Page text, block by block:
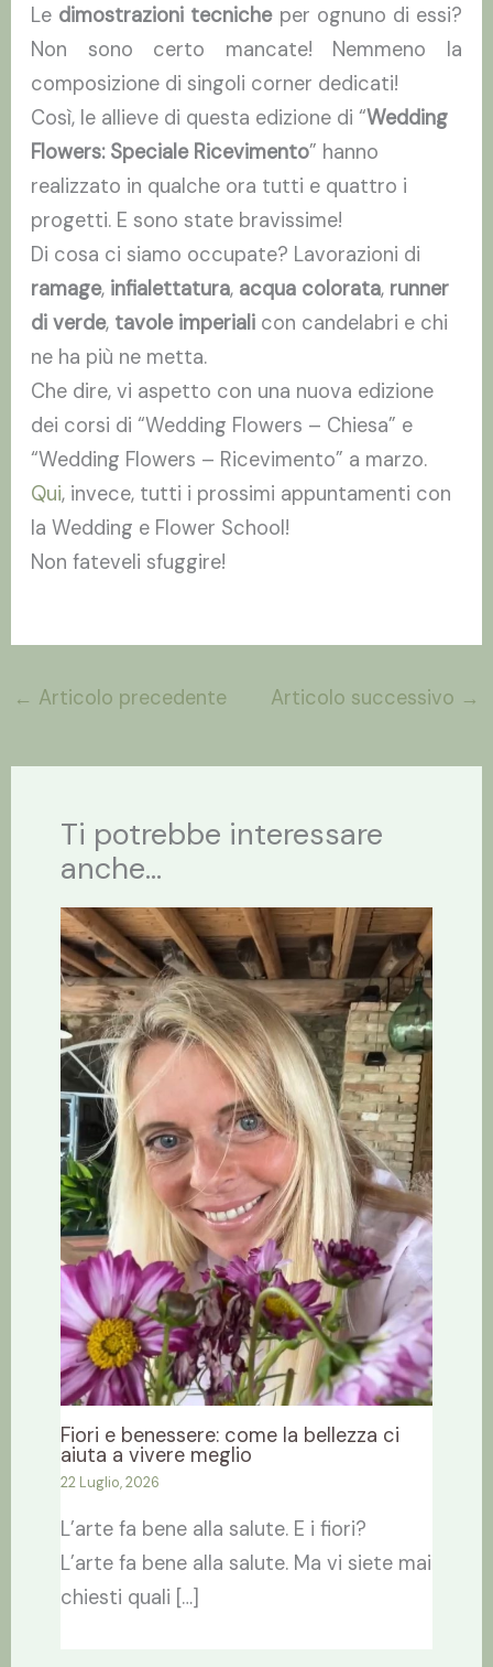
Le dimostrazioni tecnicheper ognuno di essi?
Non sono certo mancate! Nemmeno la
composizione di singoli corner dedicati!
Così, le allieve di questa edizione di “Wedding
Flowers: Speciale Ricevimento” hanno
realizzato in qualche ora tutti e quattro i
progetti. E sono state bravissime!
Di cosa ci siamo occupate? Lavorazioni di
ramage, infialettatura, acqua colorata, runner
di verde, tavole imperiali con candelabri e chi
ne ha più ne metta.
Che dire, vi aspetto con una nuova edizione
dei corsi di “Wedding Flowers – Chiesa” e
“Wedding Flowers – Ricevimento” a marzo.
Qui, invece, tutti i prossimi appuntamenti con
la Wedding e Flower School!
Non fateveli sfuggire!
← Articolo precedente Articolo successivo →
Ti potrebbe interessare
anche...
Fiori e benessere: come la bellezza ci
aiuta a vivere meglio
22 Luglio, 2026
L’arte fa bene alla salute. E i fiori?
L’arte fa bene alla salute. Ma vi siete mai
chiesti quali […]